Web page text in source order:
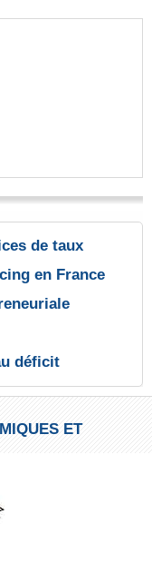
de taux
en France
déficit
ET